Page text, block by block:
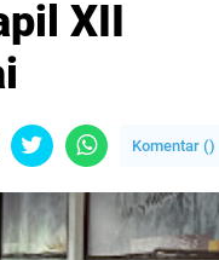
XII
Komentar ()